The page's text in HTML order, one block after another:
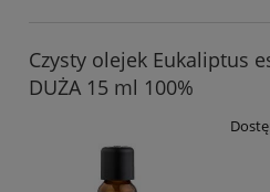
Czysty olejek Eukaliptus
DUŻA 15 ml 100%